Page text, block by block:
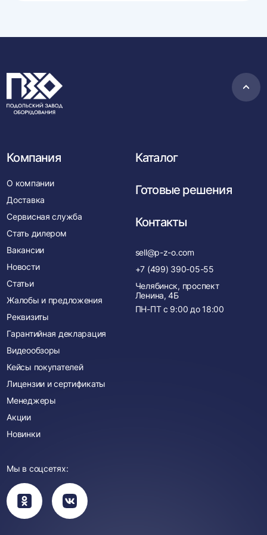
в
Компания
О компании
Доставка
Сервисная служба
Стать дилером
Вакансии
Новости
Статьи
Жалобы и предложения
Реквизиты
Гарантийная декларация
Видеообзоры
Кейсы покупателей
Лицензии и сертификаты
Менеджеры
Акции
Новинки
Каталог
Готовые решения
Контакты
sell@p-z-o.com
+7 (499) 390-05-55
Челябинск, проспект
Ленина, 4Б
ПН-ПТ с 9:00 до 18:00
Мы в соцсетях:
Вы
перейдете
в
группу
Вы
перейдете
в
группу